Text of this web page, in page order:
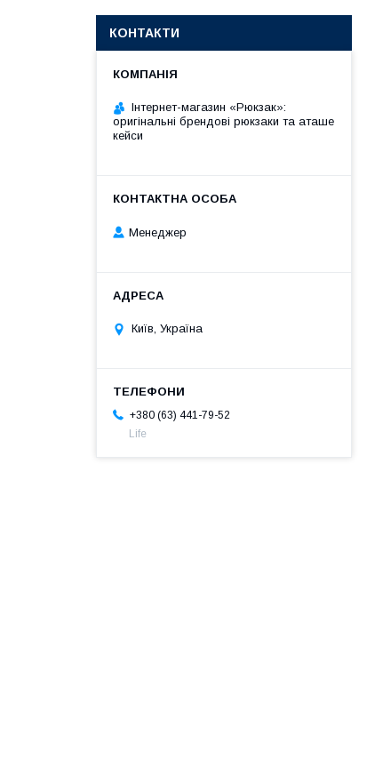
КОНТАКТИ
Інтернет-магазин «Рюкзак»:
оригінальні брендові рюкзаки та аташе
кейси
Менеджер
Київ, Україна
+380 (63) 441-79-52
Life